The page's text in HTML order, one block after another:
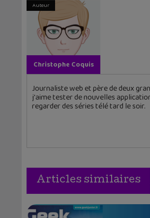
Auteur
Christophe Coquis
Journaliste web et père de deux
j'aime tester de nouvelles
regarder des séries télé tard le soir.
Articles similaires